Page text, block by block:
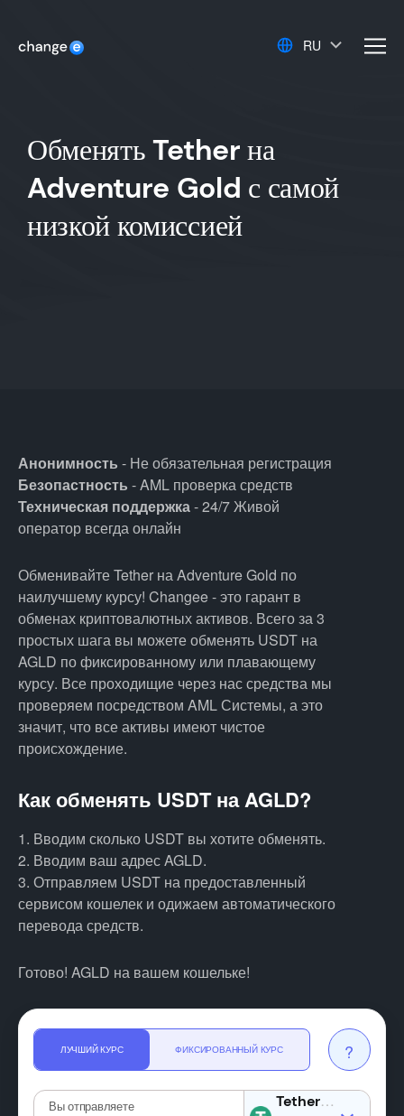
RU
Обменять Tether на
Adventure Gold с самой
низкой комиссией
Анонимность - Не обязательная регистрация
Безопастность - AML проверка средств
Техническая поддержка- 24/7 Живой
оператор всегда онлайн
Обменивайте Tether на Adventure Gold по
наилучшему курсу! Changee - это гарант в
обменах криптовалютных активов. Всего за 3
простых шага вы можете обменять USDT на
AGLD по фиксированному или плавающему
курсу. Все проходищие через нас средства мы
проверяем посредством AML Системы, а это
значит, что все активы имеют чистое
происхождение.
Как обменять USDT на AGLD?
1. Вводим сколько USDT вы хотите обменять.
2. Вводим ваш адрес AGLD.
3. Отправляем USDT на предоставленный
сервисом кошелек и одижаем автоматического
перевода средств.
Готово! AGLD на вашем кошельке!
ЛУЧШИЙ КУРС ФИКСИРОВАННЫЙ КУРС ?
Вы отправляете USDT